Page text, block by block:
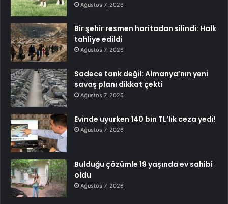
Ağustos 7, 2026
Bir şehir resmen haritadan silindi: Halk
tahliye edildi
Ağustos 7, 2026
Sadece tank değil: Almanya’nın yeni
savaş planı dikkat çekti
Ağustos 7, 2026
Evinde uyurken 140 bin TL’lik ceza yedi!
Ağustos 7, 2026
Bulduğu çözümle 19 yaşında ev sahibi
oldu
Ağustos 7, 2026